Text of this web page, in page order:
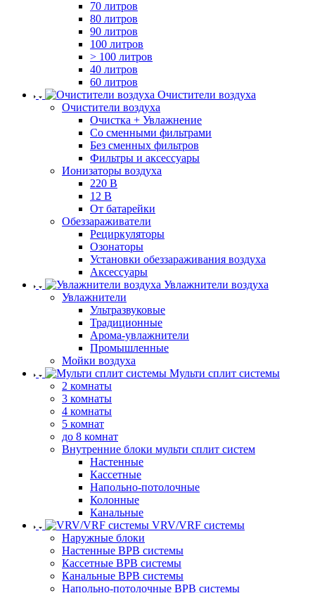
70 литров
80 литров
90 литров
100 литров
> 100 литров
40 литров
60 литров
Очистители воздуха
Очистители воздуха
Очистка + Увлажнение
Cо сменными фильтрами
Без сменных фильтров
Фильтры и аксессуары
Ионизаторы воздуха
220 В
12 В
От батарейки
Обеззараживатели
Рециркуляторы
Озонаторы
Установки обеззараживания воздуха
Аксессуары
Увлажнители воздуха
Увлажнители
Ультразвуковые
Традиционные
Арома-увлажнители
Промышленные
Мойки воздуха
Мульти сплит системы
2 комнаты
3 комнаты
4 комнаты
5 комнат
до 8 комнат
Внутренние блоки мульти сплит систем
Настенные
Кассетные
Напольно-потолочные
Колонные
Канальные
VRV/VRF системы
Наружные блоки
Настенные ВРВ системы
Кассетные ВРВ системы
Канальные ВРВ системы
Напольно-потолочные ВРВ системы